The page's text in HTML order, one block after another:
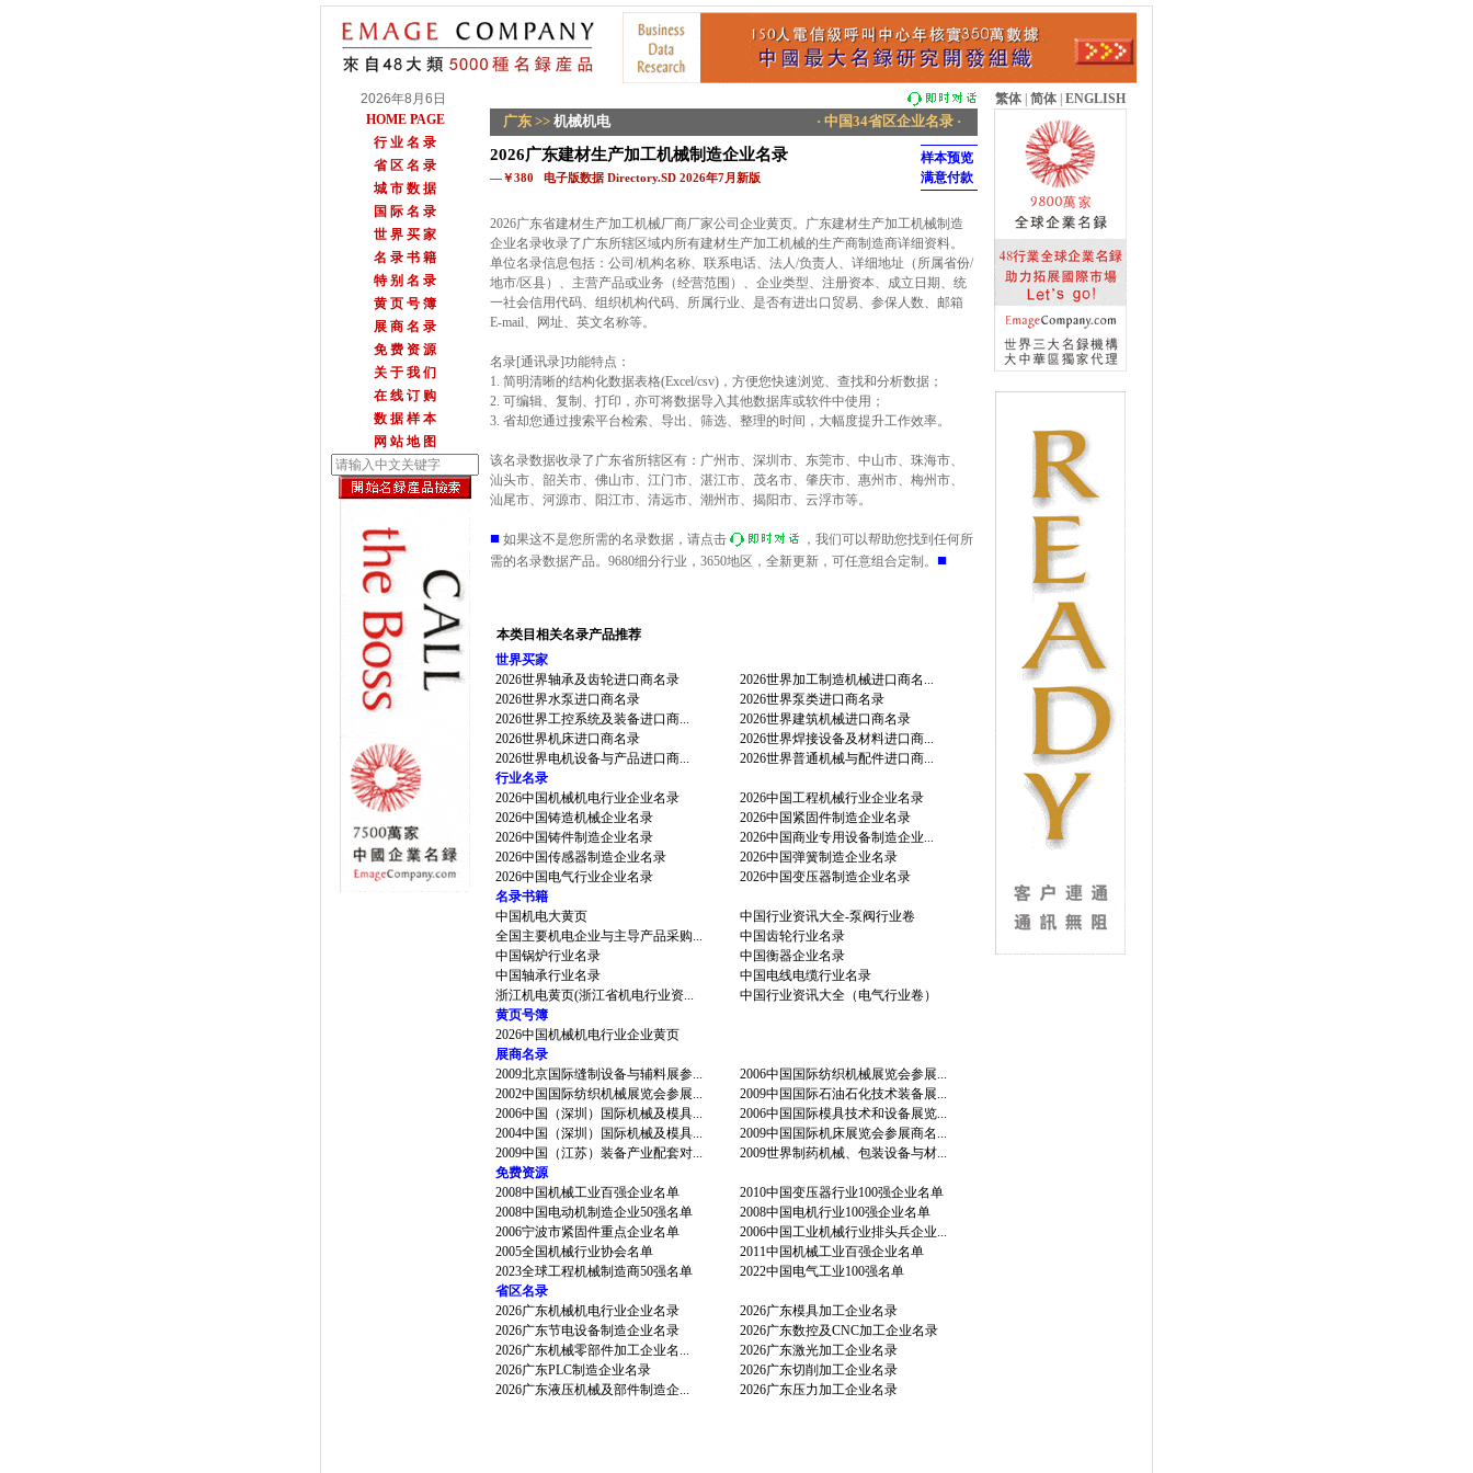
2026年8月6日 繁体 简体 ENGLISH
HOME PAGE
行 业 名 录
省 区 名 录
城 市 数 据
国 际 名 录
世 界 买 家
名 录 书 籍
特 别 名 录
黄 页 号 簿
展 商 名 录
免 费 资 源
关 于 我 们
在 线 订 购
数 据 样 本
网 站 地 图
广东 >> 机械机电 · 中国34省区企业名录 ·
2026广东建材生产加工机械制造企业名录
—￥380 电子版数据 Directory.SD 2026年7月新版
样本预览
满意付款
2026广东省建材生产加工机械厂商厂家公司企业黄页。广东建材生产加工机械制造
企业名录收录了广东所辖区域内所有建材生产加工机械的生产商制造商详细资料。
单位名录信息包括：公司/机构名称、联系电话、法人/负责人、详细地址（所属省份/
地市/区县）、主营产品或业务（经营范围）、企业类型、注册资本、成立日期、统
一社会信用代码、组织机构代码、所属行业、是否有进出口贸易、参保人数、邮箱
E-mail、网址、英文名称等。
名录[通讯录]功能特点：
1. 简明清晰的结构化数据表格(Excel/csv)，方便您快速浏览、查找和分析数据；
2. 可编辑、复制、打印，亦可将数据导入其他数据库或软件中使用；
3. 省却您通过搜索平台检索、导出、筛选、整理的时间，大幅度提升工作效率。
该名录数据收录了广东省所辖区有：广州市、深圳市、东莞市、中山市、珠海市、
汕头市、韶关市、佛山市、江门市、湛江市、茂名市、肇庆市、惠州市、梅州市、
汕尾市、河源市、阳江市、清远市、潮州市、揭阳市、云浮市等。
■ 如果这不是您所需的名录数据，请点击
，我们可以帮助您找到任何所
需的名录数据产品。9680细分行业，3650地区，全新更新，可任意组合定制。 ■
本类目相关名录产品推荐
世界买家
2026世界轴承及齿轮进口商名录
2026世界加工制造机械进口商名...
2026世界水泵进口商名录
2026世界泵类进口商名录
2026世界工控系统及装备进口商...
2026世界建筑机械进口商名录
2026世界机床进口商名录
2026世界焊接设备及材料进口商...
2026世界电机设备与产品进口商...
2026世界普通机械与配件进口商...
行业名录
2026中国机械机电行业企业名录
2026中国工程机械行业企业名录
2026中国铸造机械企业名录
2026中国紧固件制造企业名录
2026中国铸件制造企业名录
2026中国商业专用设备制造企业...
2026中国传感器制造企业名录
2026中国弹簧制造企业名录
2026中国电气行业企业名录
2026中国变压器制造企业名录
名录书籍
中国机电大黄页
中国行业资讯大全-泵阀行业卷
全国主要机电企业与主导产品采购...
中国齿轮行业名录
中国锅炉行业名录
中国衡器企业名录
中国轴承行业名录
中国电线电缆行业名录
浙江机电黄页(浙江省机电行业资...
中国行业资讯大全（电气行业卷）
黄页号簿
2026中国机械机电行业企业黄页
展商名录
2009北京国际缝制设备与辅料展参...
2006中国国际纺织机械展览会参展...
2002中国国际纺织机械展览会参展...
2009中国国际石油石化技术装备展...
2006中国（深圳）国际机械及模具...
2006中国国际模具技术和设备展览...
2004中国（深圳）国际机械及模具...
2009中国国际机床展览会参展商名...
2009中国（江苏）装备产业配套对...
2009世界制药机械、包装设备与材...
免费资源
2008中国机械工业百强企业名单
2010中国变压器行业100强企业名单
2008中国电动机制造企业50强名单
2008中国电机行业100强企业名单
2006宁波市紧固件重点企业名单
2006中国工业机械行业排头兵企业...
2005全国机械行业协会名单
2011中国机械工业百强企业名单
2023全球工程机械制造商50强名单
2022中国电气工业100强名单
省区名录
2026广东机械机电行业企业名录
2026广东模具加工企业名录
2026广东节电设备制造企业名录
2026广东数控及CNC加工企业名录
2026广东机械零部件加工企业名...
2026广东激光加工企业名录
2026广东PLC制造企业名录
2026广东切削加工企业名录
2026广东液压机械及部件制造企...
2026广东压力加工企业名录